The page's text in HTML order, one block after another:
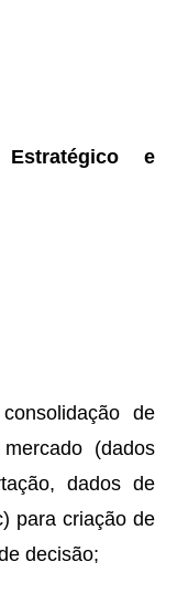
e
de
(dados
dados de
para criação de
decisão;